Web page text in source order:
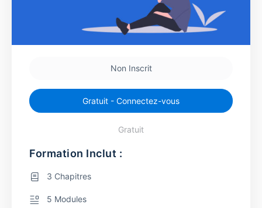
Non Inscrit
Gratuit - Connectez-vous
Gratuit
Formation Inclut :
3 Chapitres
5 Modules